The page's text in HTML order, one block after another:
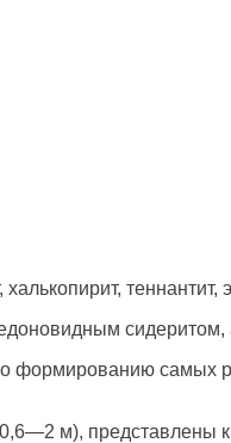
теннантит,
формированию самых
м), представлены